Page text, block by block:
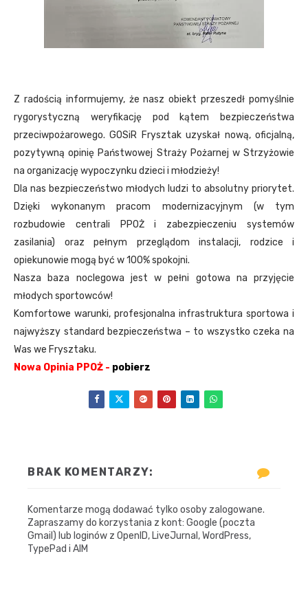
Z radością informujemy, że nasz obiekt przeszedł pomyślnie
rygorystyczną weryfikację pod kątem bezpieczeństwa
przeciwpożarowego. GOSiR Frysztak uzyskał nową, oficjalną,
pozytywną opinię Państwowej Straży Pożarnej w Strzyżowie
na organizację wypoczynku dzieci i młodzieży!
Dla nas bezpieczeństwo młodych ludzi to absolutny priorytet.
Dzięki wykonanym pracom modernizacyjnym (w tym
rozbudowie centrali PPOŻ i zabezpieczeniu systemów
zasilania) oraz pełnym przeglądom instalacji, rodzice i
opiekunowie mogą być w 100% spokojni.
Nasza baza noclegowa jest w pełni gotowa na przyjęcie
młodych sportowców!
Komfortowe warunki, profesjonalna infrastruktura sportowa i
najwyższy standard bezpieczeństwa – to wszystko czeka na
Was we Frysztaku.
Nowa Opinia PPOŻ - pobierz
BRAK KOMENTARZY:
Komentarze mogą dodawać tylko osoby zalogowane.
Zapraszamy do korzystania z kont: Google (poczta
Gmail) lub loginów z OpenID, LiveJurnal, WordPress,
TypePad i AIM